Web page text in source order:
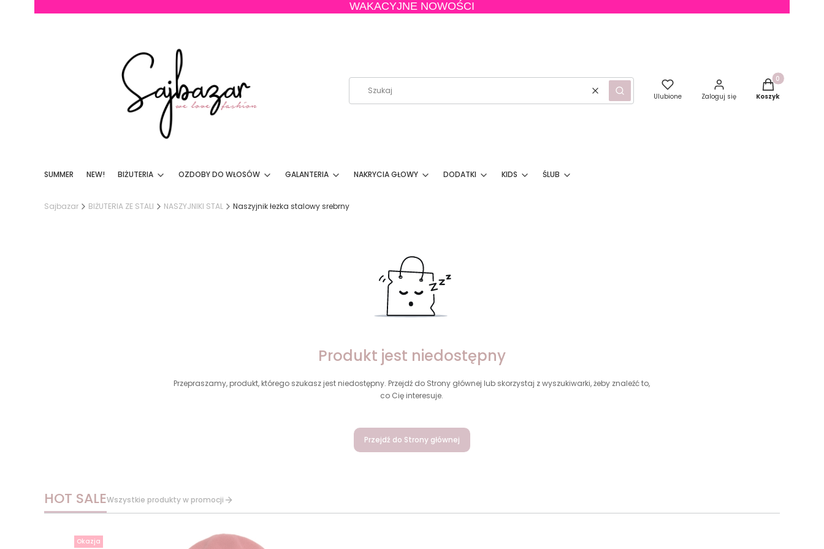
WAKACYJNE NOWOŚCI
WyczyśćSzukaj Ulubione Zaloguj się
Produkty w
Koszyk
SUMMER NEW! BIŻUTERIA OZDOBY DO WŁOSÓW GALANTERIA NAKRYCIA GŁOWY DODATKI KIDS ŚLUB
Sajbazar BIŻUTERIA ZE STALI NASZYJNIKI STAL Naszyjnik łezka stalowy srebrny
Produkt jest niedostępny
Przepraszamy, produkt, którego szukasz jest niedostępny. Przejdź do Strony głównej lub skorzystaj z wyszukiwarki, żeby znaleźć to,
co Cię interesuje.
Przejdź do Strony głównej
HOT SALEWszystkie produkty w promocji
Okazja